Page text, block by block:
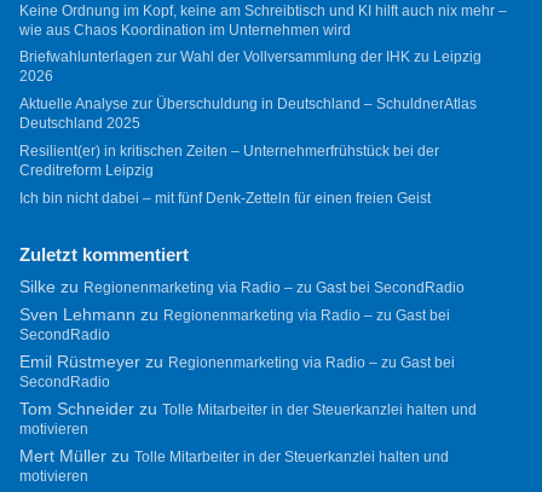
Keine Ordnung im Kopf, keine am Schreibtisch und KI hilft auch nix mehr –
wie aus Chaos Koordination im Unternehmen wird
Briefwahlunterlagen zur Wahl der Vollversammlung der IHK zu Leipzig
2026
Aktuelle Analyse zur Überschuldung in Deutschland – SchuldnerAtlas
Deutschland 2025
Resilient(er) in kritischen Zeiten – Unternehmerfrühstück bei der
Creditreform Leipzig
Ich bin nicht dabei – mit fünf Denk-Zetteln für einen freien Geist
Zuletzt kommentiert
Silkezu Regionenmarketing via Radio – zu Gast bei SecondRadio
Sven Lehmann zu Regionenmarketing via Radio – zu Gast bei
SecondRadio
Emil Rüstmeyerzu Regionenmarketing via Radio – zu Gast bei
SecondRadio
Tom Schneiderzu Tolle Mitarbeiter in der Steuerkanzlei halten und
motivieren
Mert Müllerzu Tolle Mitarbeiter in der Steuerkanzlei halten und
motivieren